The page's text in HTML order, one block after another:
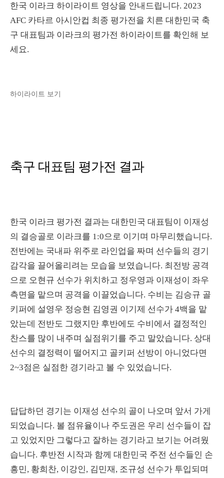
한국 이라크 하이라이트 영상을 안내드립니다. 2023
AFC 카타르 아시안컵 최종 평가전을 치른 대한민국 축
구 대표팀과 이라크의 평가전 하이라이트를 확인해 보
세요.
하이라이트 보기
축구 대표팀 평가전 결과
한국 이라크 평가전 결과는 대한민국 대표팀이 이재성
의 결승골로 이라크를 1:0으로 이기며 마무리했습니다.
전반에는 국내파 위주로 라인업을 짜며 선수들의 경기
감각을 끌어올리려는 모습을 보였습니다. 최전방 공격
으로 오현규 선수가 위치하고 정우영과 이재성이 좌우
측면을 맡으며 공격을 이끌었습니다. 수비는 김승규 골
키퍼에 설영우 정승현 김영권 이기제 선수가 4백을 맡
았는데 전반도 그랬지만 후반에도 수비에서 결정적인
찬스를 많이 내주며 실점위기를 주고 말았습니다. 상대
선수의 결정력이 떨어지고 골키퍼 선방이 아니었다면
2~3점은 실점한 경기라고 볼 수 있었습니다.
답답하던 경기는 이재성 선수의 골이 나오며 앞서 가게
되었습니다. 볼 점유율이나 주도권은 우리 선수들이 잡
고 있었지만 그렇다고 잘하는 경기라고 보기는 어려웠
습니다. 후반전 시작과 함께 대한민국 주전 선수들인 손
흥민, 황희찬, 이강인, 김민재, 조규성 선수가 투입되며